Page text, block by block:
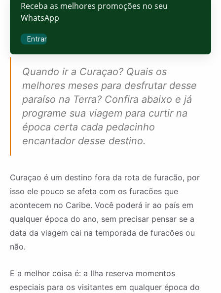
Receba as melhores promoções no seu
WhatsApp
Entrar
Quando ir a Curaçao? Quais os
melhores meses para desfrutar desse
paraíso na Terra? Confira abaixo e já
programe sua viagem para curtir na
época certa cada pedacinho
encantador desse destino.
Curaçao é um destino fora da rota de furacão, por
isso ele pouco se afeta com os furacões que
acontecem no Caribe. Você poderá ir ao país em
qualquer época do ano, sem precisar pensar se a
data da viagem cai na temporada de furacões ou
não.
E a melhor coisa é: a Ilha reserva momentos
especiais para os visitantes em qualquer época do